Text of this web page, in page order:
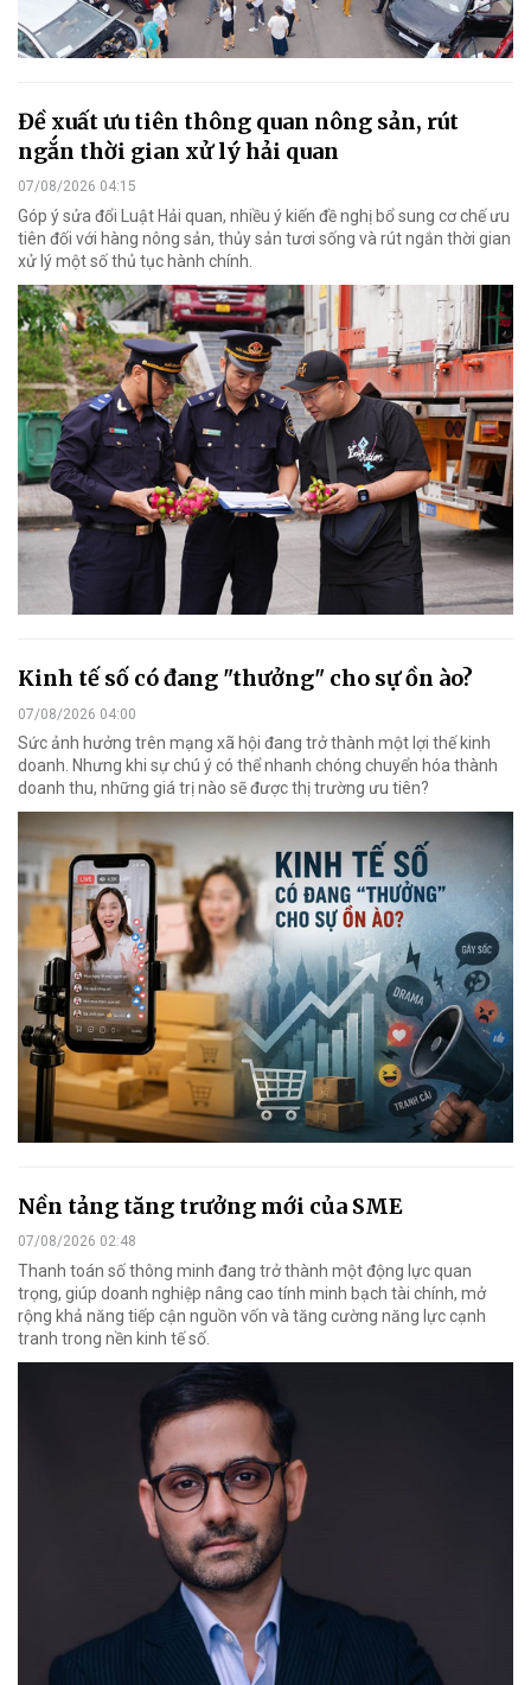
Đề xuất ưu tiên thông quan nông sản, rút
ngắn thời gian xử lý hải quan
07/08/2026 04:15
Góp ý sửa đổi Luật Hải quan, nhiều ý kiến đề nghị bổ sung cơ chế ưu
tiên đối với hàng nông sản, thủy sản tươi sống và rút ngắn thời gian
xử lý một số thủ tục hành chính.
Kinh tế số có đang "thưởng" cho sự ồn ào?
07/08/2026 04:00
Sức ảnh hưởng trên mạng xã hội đang trở thành một lợi thế kinh
doanh. Nhưng khi sự chú ý có thể nhanh chóng chuyển hóa thành
doanh thu, những giá trị nào sẽ được thị trường ưu tiên?
Nền tảng tăng trưởng mới của SME
07/08/2026 02:48
Thanh toán số thông minh đang trở thành một động lực quan
trọng, giúp doanh nghiệp nâng cao tính minh bạch tài chính, mở
rộng khả năng tiếp cận nguồn vốn và tăng cường năng lực cạnh
tranh trong nền kinh tế số.